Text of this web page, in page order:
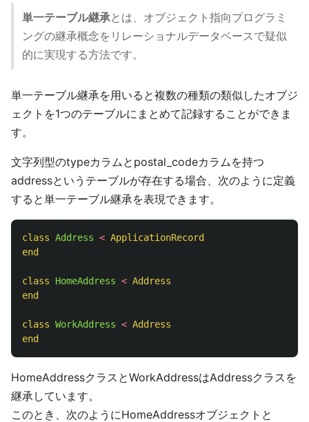
単一テーブル継承とは、オブジェクト指向プログラミ
ングの継承概念をリレーショナルデータベースで疑似
的に実現する方法です。
単一テーブル継承を用いると複数の種類の類似したオブジ
ェクトを1つのテーブルにまとめて記録することができま
す。
文字列型のtypeカラムとpostal_codeカラムを持つ
addressというテーブルが存在する場合、次のように定義
すると単一テーブル継承を表現できます。
class Address < ApplicationRecord
end
class HomeAddress < Address
end
class WorkAddress < Address
end
HomeAddressクラスとWorkAddressはAddressクラスを
継承しています。
このとき、次のようにHomeAddressオブジェクトと